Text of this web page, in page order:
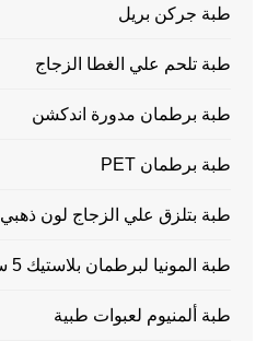
طبة جركن بريل
طبة تلحم علي الغطا الزجاج
طبة برطمان مدورة اندكشن
طبة برطمان PET
طبة بتلزق علي الزجاج لون ذهبي
طبة المونيا لبرطمان بلاستيك 5 سم
طبة ألمنيوم لعبوات طبية